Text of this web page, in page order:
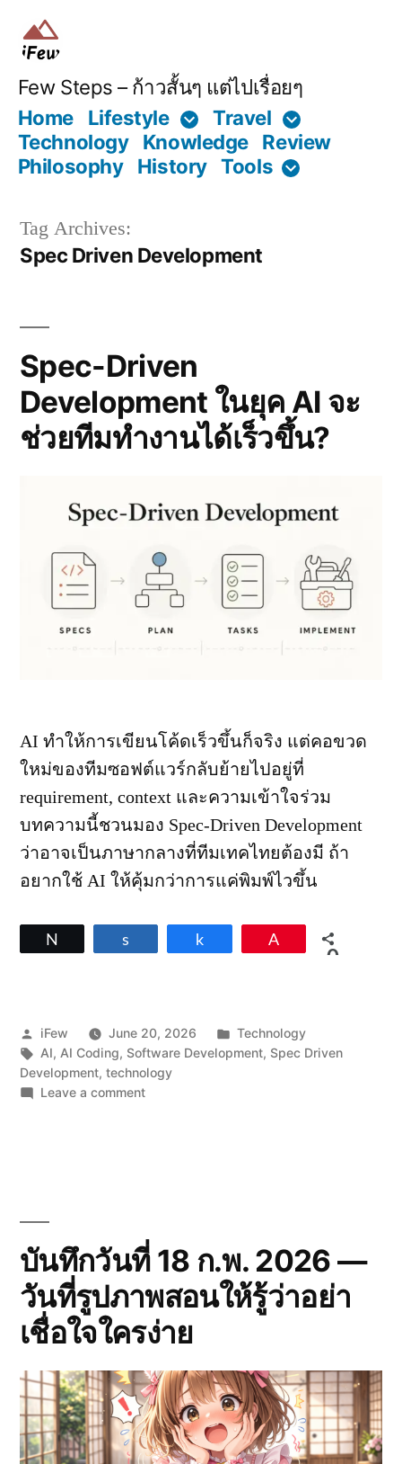
Few Steps – ก้าวสั้นๆ แต่ไปเรื่อยๆ
Home
Lifestyle
Travel
Technology
Knowledge Review
Philosophy
History Tools
Tag Archives:
Spec Driven Development
Spec-Driven
Development ในยุค AI จะ
ช่วยทีมทำงานได้เร็วขึ้น?
AI ทำให้การเขียนโค้ดเร็วขึ้นก็จริง แต่คอขวด
ใหม่ของทีมซอฟต์แวร์กลับย้ายไปอยู่ที่
requirement, context และความเข้าใจร่วม
บทความนี้ชวนมอง Spec-Driven Development
ว่าอาจเป็นภาษากลางที่ทีมเทคไทยต้องมี ถ้า
อยากใช้ AI ให้คุ้มกว่าการแค่พิมพ์ไวขึ้น
0
Posted
by
iFew June 20, 2026
Posted
in
Technology
Tags:
AI, AI Coding, Software Development, Spec Driven
Development, technology
Leave a commenton
ช่วย
ทีม
ทำงาน
ได้
เร็ว
ขึ้น?
บันทึกวันที่ 18 ก.พ. 2026 —
วันที่รูปภาพสอนให้รู้ว่าอย่า
เชื่อใจใครง่าย